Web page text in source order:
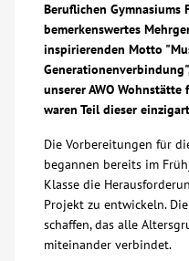
Begegnung
Bildung
Über uns
Veranstaltungen
Spenden
Beruflichen Gymnasiums
bemerkenswertes
inspirierenden Motto
unserer AWO
waren Teil dieser
Die Vorbereitungen für
begannen bereits im
Klasse die
Projekt zu entwickeln.
schaffen, das alle
miteinander verbindet.